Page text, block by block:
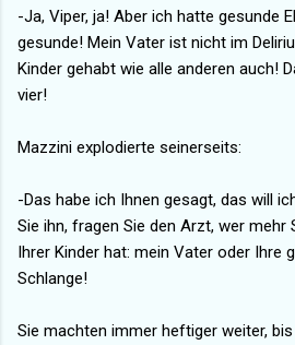
-Ja, Viper, ja! Aber ich hatte gesunde
gesunde! Mein Vater ist nicht im
Kinder gehabt wie alle anderen auch!
vier!
Mazzini explodierte seinerseits:
-Das habe ich Ihnen gesagt, das will
Sie ihn, fragen Sie den Arzt, wer mehr
Ihrer Kinder hat: mein Vater oder Ihre
Schlange!
Sie machten immer heftiger weiter,